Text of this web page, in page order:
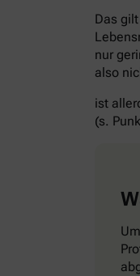
Das
nur
also
ist
(s.